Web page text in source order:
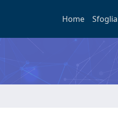
Home Sfoglia